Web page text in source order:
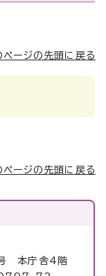
ページの先頭に戻る
ページの先頭に戻る
本庁舎4階